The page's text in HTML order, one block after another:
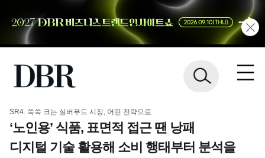
SR4. 쑥쑥 크는 실버푸드 시장, 어떤 전략으로
‘노인용’ 식품, 표면적 접근 땐 낭패
디지털 기술 활용해 소비 행태부터 분석을